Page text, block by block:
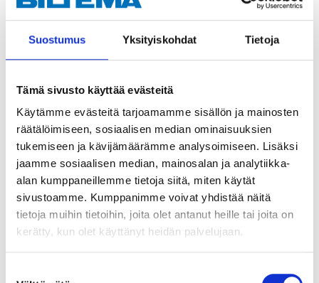
Suostumus Yksityiskohdat Tietoja
Tämä sivusto käyttää evästeitä
Käytämme evästeitä tarjoamamme sisällön ja mainosten
räätälöimiseen, sosiaalisen median ominaisuuksien
tukemiseen ja kävijämäärämme analysoimiseen. Lisäksi
jaamme sosiaalisen median, mainosalan ja analytiikka-
alan kumppaneillemme tietoja siitä, miten käytät
sivustoamme. Kumppanimme voivat yhdistää näitä
tietoja muihin tietoihin, joita olet antanut heille tai joita on
kerätty, kun olet käyttänyt heidän palvelujaan.
that increases exhaust flow considerably and
metal core is brazed to the outer housing for a long
service life. Conical ends for maximum exhaust flow.
Optional flow direction. Lambda sensor socket: M18 x
1.5 mm. Only approved for competition use.
Technical specifications
Diameter
102 mm
Length